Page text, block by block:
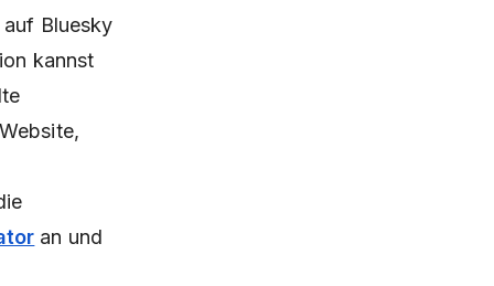
auf Bluesky
kannst
an und